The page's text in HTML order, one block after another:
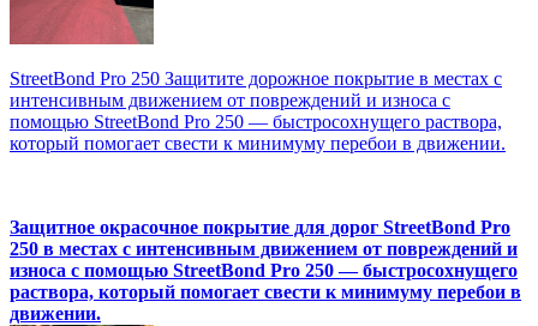
StreetBond Pro 250 Защитите дорожное покрытие в местах с
интенсивным движением от повреждений и износа с
помощью StreetBond Pro 250 — быстросохнущего раствора,
который помогает свести к минимуму перебои в движении.
Защитное окрасочное покрытие для дорог StreetBond Pro
250 в местах с интенсивным движением от повреждений и
износа с помощью StreetBond Pro 250 — быстросохнущего
раствора, который помогает свести к минимуму перебои в
движении.